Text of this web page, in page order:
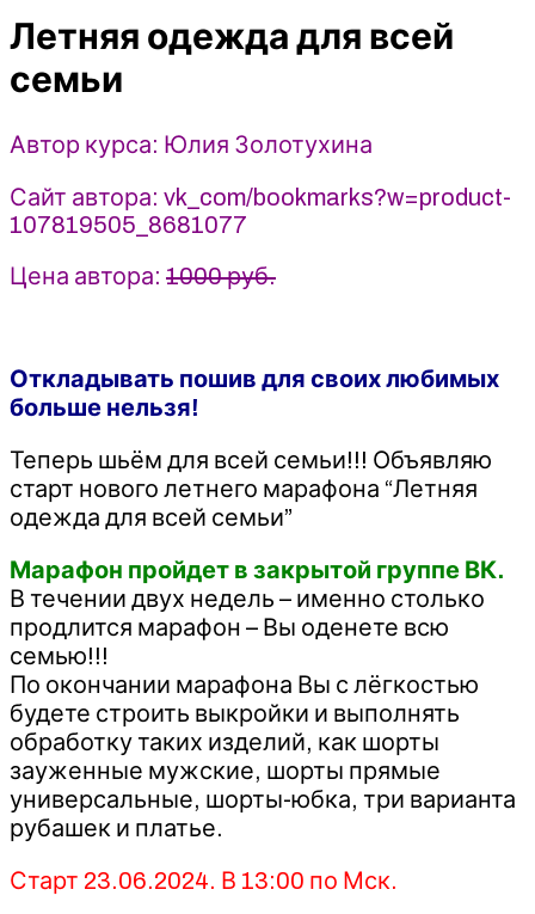
семьи
Юлия
(2024)
Летняя одежда для всей
семьи
Автор курса: Юлия Золотухина
Сайт автора: vk_com/bookmarks?w=product-
107819505_8681077
Цена автора: 1000 руб.
Откладывать пошив для своих любимых
больше нельзя!
Теперь шьём для всей семьи!!! Объявляю
старт нового летнего марафона “Летняя
одежда для всей семьи”
Марафон пройдет в закрытой группе ВК.
В течении двух недель – именно столько
продлится марафон – Вы оденете всю
семью!!!
По окончании марафона Вы с лёгкостью
будете строить выкройки и выполнять
обработку таких изделий, как шорты
зауженные мужские, шорты прямые
универсальные, шорты-юбка, три варианта
рубашек и платье.
Старт 23.06.2024. В 13:00 по Мск.